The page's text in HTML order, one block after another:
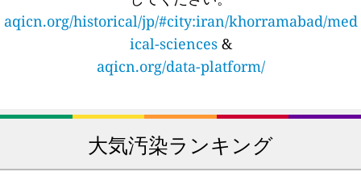
aqicn.org/historical/jp/#city:iran/khorramabad/med
ical-sciences&
aqicn.org/data-platform/
大気汚染ランキング